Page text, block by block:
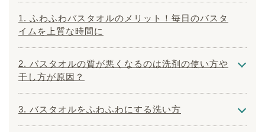
1. ふわふわバスタオルのメリット！毎日のバスタ
イムを上質な時間に
2. バスタオルの質が悪くなるのは洗剤の使い方や
干し方が原因？
3. バスタオルをふわふわにする洗い方